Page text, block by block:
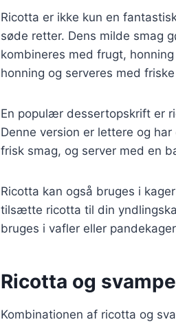
Ricotta er ikke kun en
søde retter. Dens milde smag
kombineres med frugt,
honning og serveres med
En populær dessertopskrift er
Denne version er lettere og
frisk smag, og server med en
Ricotta kan også bruges i
tilsætte ricotta til din
bruges i vafler eller
Ricotta og
Kombinationen af ricotta og